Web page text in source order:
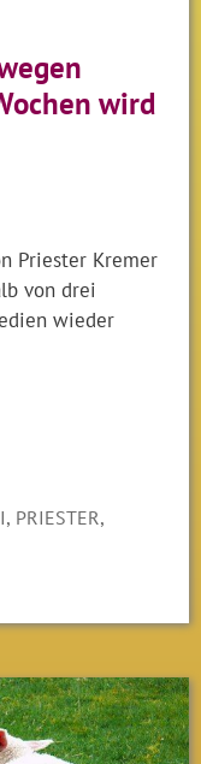
wird
Priester Kremer
von drei
wieder
, PRIESTER,